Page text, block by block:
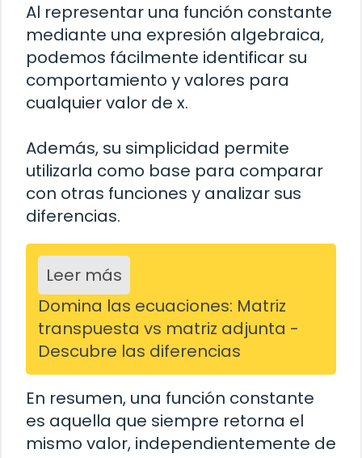
Al representar una función constante
mediante una expresión algebraica,
podemos fácilmente identificar su
comportamiento y valores para
cualquier valor de x.
Además, su simplicidad permite
utilizarla como base para comparar
con otras funciones y analizar sus
diferencias.
Leer más
Domina las ecuaciones: Matriz
transpuesta vs matriz adjunta -
Descubre las diferencias
En resumen, una función constante
es aquella que siempre retorna el
mismo valor, independientemente de